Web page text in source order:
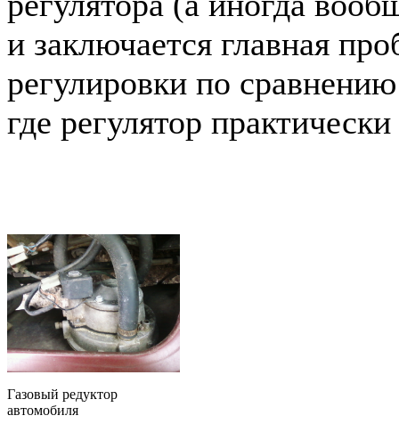
и заключается главная
регулировки по
где регулятор
Газовый редуктор
автомобиля